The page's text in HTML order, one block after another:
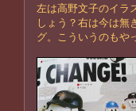
左は高野文子のイラ
しょう？右は今は無
グ。こういうのもや